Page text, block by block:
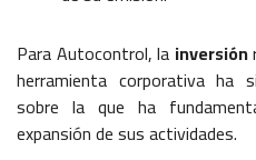
Para Autocontrol, la inversión
herramienta corporativa ha
sobre la que ha
expansión de sus actividades.